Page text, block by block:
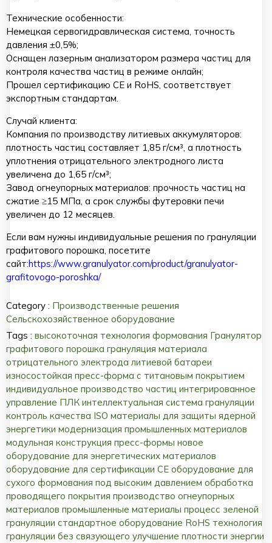
Технические особенности:
Немецкая сервогидравлическая система, точность
давления ±0,5%;
Оснащен лазерным анализатором размера частиц для
контроля качества частиц в режиме онлайн;
Прошел сертификацию CE и RoHS, соответствует
экспортным стандартам.
Случай клиента:
Компания по производству литиевых аккумуляторов:
плотность частиц составляет 1,85 г/см³, а плотность
уплотнения отрицательного электродного листа
увеличена до 1,65 г/см³;
Завод огнеупорных материалов: прочность частиц на
сжатие ≥15 МПа, а срок службы футеровки печи
увеличен до 12 месяцев.
Если вам нужны индивидуальные решения по грануляции
графитового порошка, посетите
сайт:https://www.granulyator.com/product/granulyator-
grafitovogo-poroshka/
Category : Производственные решения
Сельскохозяйственное оборудование
Tags : высокоточная технология формования Гранулятор
графитового порошка грануляция материала
отрицательного электрода литиевой батареи
износостойкая пресс-форма с титановым покрытием
индивидуальное производство частиц интегрированное
управление ПЛК интеллектуальная система грануляции
контроль качества ISO материалы для защиты ядерной
энергетики модернизация промышленных материалов
модульная конструкция пресс-формы новое
оборудование для энергетических материалов
оборудование для сертификации CE оборудование для
сухого формования под высоким давлением обработка
проводящего покрытия производство огнеупорных
материалов промышленные материалы процесс зеленой
грануляции стандартное оборудование RoHS технология
грануляции без связующего улучшение плотности энергии